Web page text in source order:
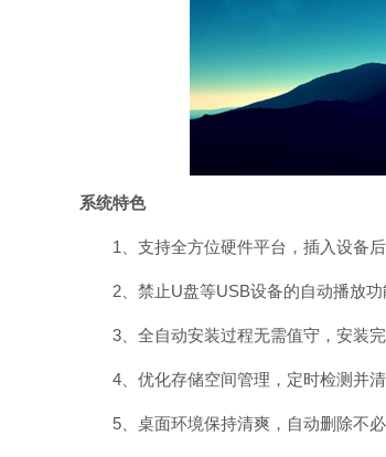
系统特色
1、支持全方位硬件平台，插入设备后
2、禁止U盘等USB设备的自动播放功
3、全自动安装过程无需值守，安装完
4、优化存储空间管理，定时检测并清
5、桌面环境保持清爽，自动删除不必